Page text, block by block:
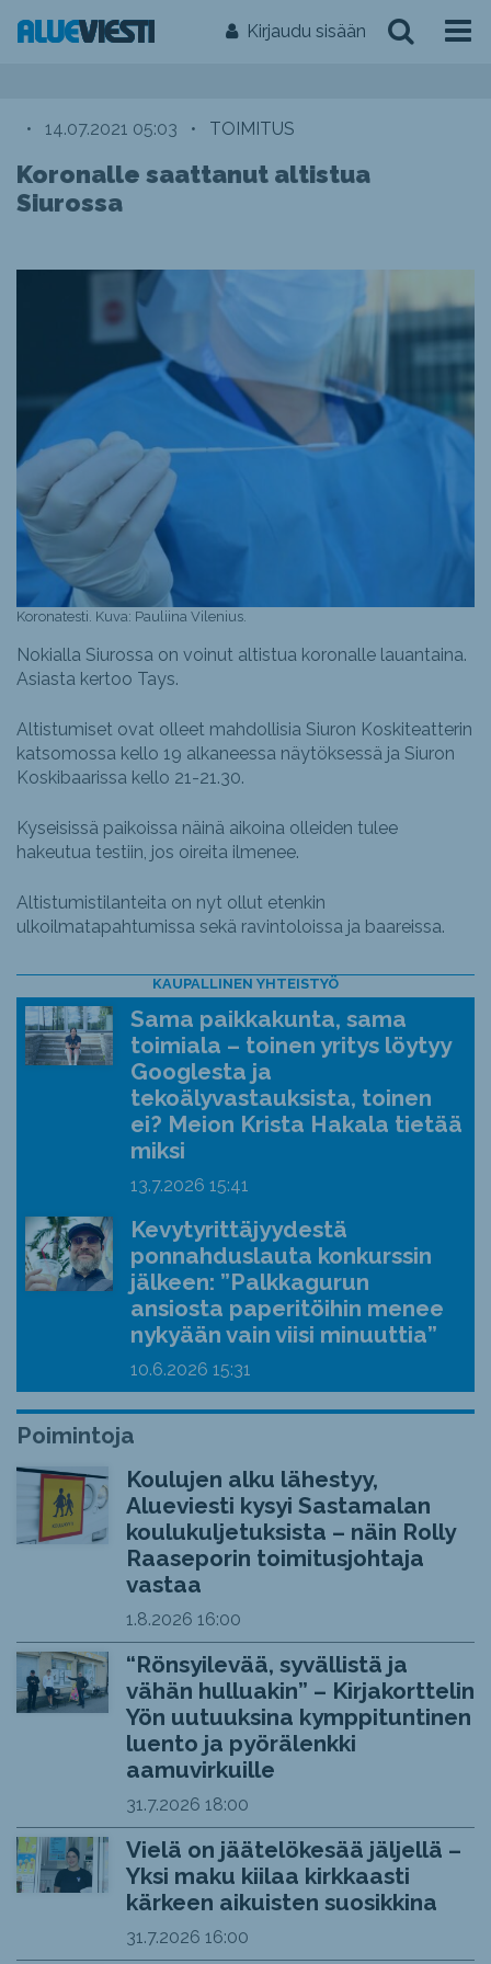
Kirjaudu sisään
• 14.07.2021 05:03 • TOIMITUS
Koronalle saattanut altistua
Siurossa
Koronatesti. Kuva: Pauliina Vilenius.
Nokialla Siurossa on voinut altistua koronalle lauantaina.
Asiasta kertoo Tays.
Altistumiset ovat olleet mahdollisia Siuron Koskiteatterin
katsomossa kello 19 alkaneessa näytöksessä ja Siuron
Koskibaarissa kello 21-21.30.
Kyseisissä paikoissa näinä aikoina olleiden tulee
hakeutua testiin, jos oireita ilmenee.
Altistumistilanteita on nyt ollut etenkin
ulkoilmatapahtumissa sekä ravintoloissa ja baareissa.
KAUPALLINEN YHTEISTYÖ
Sama paikkakunta, sama
toimiala – toinen yritys löytyy
Googlesta ja
tekoälyvastauksista, toinen
ei? Meion Krista Hakala tietää
miksi
13.7.2026 15:41
Kevytyrittäjyydestä
ponnahduslauta konkurssin
jälkeen: ”Palkkagurun
ansiosta paperitöihin menee
nykyään vain viisi minuuttia”
10.6.2026 15:31
Poimintoja
Koulujen alku lähestyy,
Alueviesti kysyi Sastamalan
koulukuljetuksista – näin Rolly
Raaseporin toimitusjohtaja
vastaa
1.8.2026 16:00
“Rönsyilevää, syvällistä ja
vähän hulluakin” – Kirjakorttelin
Yön uutuuksina kymppituntinen
luento ja pyörälenkki
aamuvirkuille
31.7.2026 18:00
Vielä on jäätelökesää jäljellä –
Yksi maku kiilaa kirkkaasti
kärkeen aikuisten suosikkina
31.7.2026 16:00